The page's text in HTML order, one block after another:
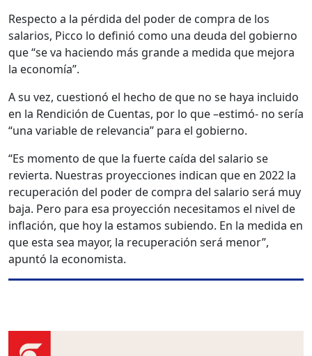
Respecto a la pérdida del poder de compra de los
salarios, Picco lo definió como una deuda del gobierno
que “se va haciendo más grande a medida que mejora
la economía”.
A su vez, cuestionó el hecho de que no se haya incluido
en la Rendición de Cuentas, por lo que –estimó- no sería
“una variable de relevancia” para el gobierno.
“Es momento de que la fuerte caída del salario se
revierta. Nuestras proyecciones indican que en 2022 la
recuperación del poder de compra del salario será muy
baja. Pero para esa proyección necesitamos el nivel de
inflación, que hoy la estamos subiendo. En la medida en
que esta sea mayor, la recuperación será menor”,
apuntó la economista.